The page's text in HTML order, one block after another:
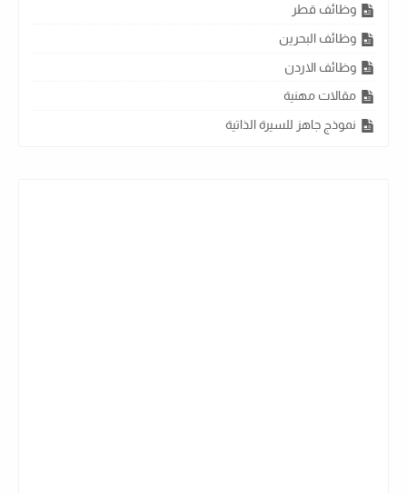
وظائف قطر
وظائف البحرين
وظائف الاردن
مقالات مهنية
نموذج جاهز للسيرة الذاتية